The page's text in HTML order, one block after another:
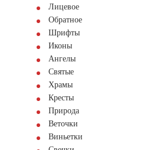
Лицевое
Обратное
Шрифты
Иконы
Ангелы
Святые
Храмы
Кресты
Природа
Веточки
Виньетки